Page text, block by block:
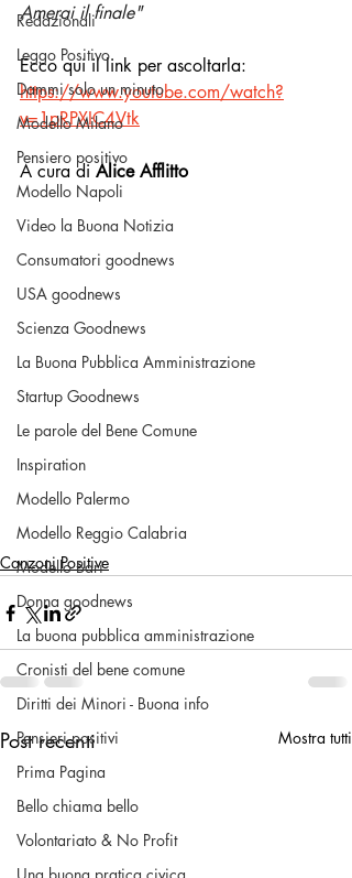
Redazionali
Leggo Positivo
Dammi solo un minuto
Modello Milano
Pensiero positivo
Modello Napoli
Video la Buona Notizia
Consumatori goodnews
USA goodnews
Scienza Goodnews
La Buona Pubblica Amministrazione
Startup Goodnews
Le parole del Bene Comune
Inspiration
Modello Palermo
Modello Reggio Calabria
Modello Bari
Donna goodnews
La buona pubblica amministrazione
Cronisti del bene comune
Diritti dei Minori - Buona info
Pensieri positivi
Prima Pagina
Bello chiama bello
Volontariato & No Profit
Amerai il finale"
Ecco qui il link per ascoltarla:
https://www.youtube.com/watch?
v=1pRPXIC4Vtk
A cura di Alice Afflitto
Canzoni Positive
Post recenti Mostra tutti